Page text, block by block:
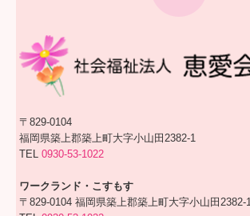
〒829-0104
福岡県築上郡築上町大字小山田2382-1
TEL0930-53-1022
ワークランド・こすもす
〒829-0104 福岡県築上郡築上町大字小山田2382-1